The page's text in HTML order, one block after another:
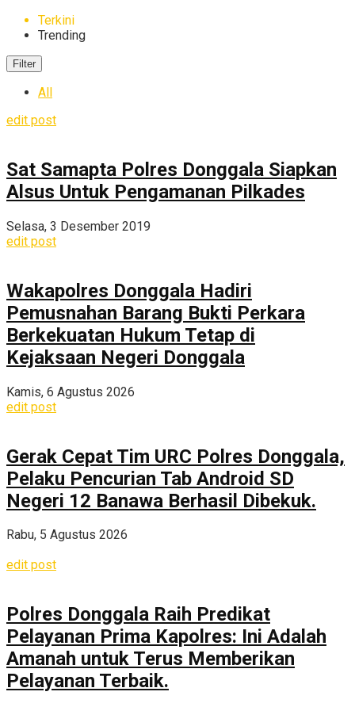
Terkini
Trending
Filter
All
edit post
Sat Samapta Polres Donggala Siapkan
Alsus Untuk Pengamanan Pilkades
Selasa, 3 Desember 2019
edit post
Wakapolres Donggala Hadiri
Pemusnahan Barang Bukti Perkara
Berkekuatan Hukum Tetap di
Kejaksaan Negeri Donggala
Kamis, 6 Agustus 2026
edit post
Gerak Cepat Tim URC Polres Donggala,
Pelaku Pencurian Tab Android SD
Negeri 12 Banawa Berhasil Dibekuk.
Rabu, 5 Agustus 2026
edit post
Polres Donggala Raih Predikat
Pelayanan Prima Kapolres: Ini Adalah
Amanah untuk Terus Memberikan
Pelayanan Terbaik.